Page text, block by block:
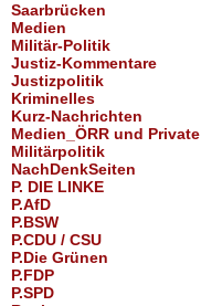
Saarbrücken
Medien
Militär-Politik
Justiz-Kommentare
Justizpolitik
Kriminelles
Kurz-Nachrichten
Medien_ÖRR und Private
Militärpolitik
NachDenkSeiten
P. DIE LINKE
P.AfD
P.BSW
P.CDU / CSU
P.Die Grünen
P.FDP
P.SPD